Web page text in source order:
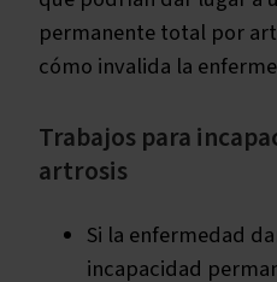
permanente total por
cómo invalida la
Trabajos para
artrosis
Si la enfermedad
incapacidad